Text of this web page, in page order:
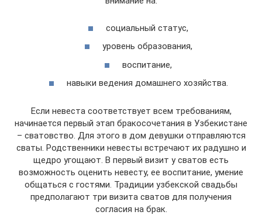
социальный статус,
уровень образования,
воспитание,
навыки ведения домашнего хозяйства.
Если невеста соответствует всем требованиям,
начинается первый этап бракосочетания в Узбекистане
– сватовство. Для этого в дом девушки отправляются
сваты. Родственники невесты встречают их радушно и
щедро угощают. В первый визит у сватов есть
возможность оценить невесту, ее воспитание, умение
общаться с гостями. Традиции узбекской свадьбы
предполагают три визита сватов для получения
согласия на брак.